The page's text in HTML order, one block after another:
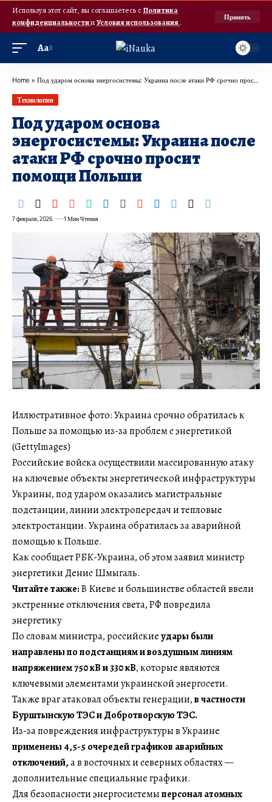
Используя этот сайт, вы соглашаетесь с Политика
конфиденциальностииУсловия использования.
Принять
Аа
Home » Под ударом основа энергосистемы: Украина после атаки РФ срочно просит помощи Польши
Технологии
Под ударом основа
энергосистемы: Украина после
атаки РФ срочно просит
помощи Польши
7 февраля, 2026 1 Мин Чтения
Иллюстративное фото: Украина срочно обратилась к
Польше за помощью из-за проблем с энергетикой
(GettyImages)
Российские войска осуществили массированную атаку
на ключевые объекты энергетической инфраструктуры
Украины, под ударом оказались магистральные
подстанции, линии электропередач и тепловые
электростанции. Украина обратилась за аварийной
помощью к Польше.
Как сообщает РБК-Украина, об этом заявил министр
энергетики Денис Шмыгаль.
Читайте также:В Киеве и большинстве областей ввели
экстренные отключения света, РФ повредила
энергетику
По словам министра, российскиеудары были
направлены по подстанциям и воздушным линиям
напряжением 750 кВ и 330 кВ, которые являются
ключевыми элементами украинской энергосети.
Также враг атаковал объекты генерации,в частности
Бурштынскую ТЭС и Добротворскую ТЭС.
Из-за повреждения инфраструктуры в Украине
применены 4,5-5 очередей графиков аварийных
отключений,а в восточных и северных областях —
дополнительные специальные графики.
Для безопасности энергосистемыперсонал атомных